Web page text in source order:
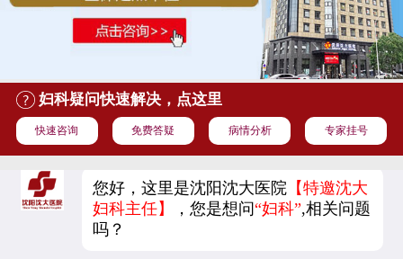
妇科疑问快速解决，点这里
快速咨询 免费答疑 病情分析 专家挂号
您好，这里是沈阳沈大医院 【特邀沈大
妇科主任】
，您是想问“妇科”,相关问题
吗？